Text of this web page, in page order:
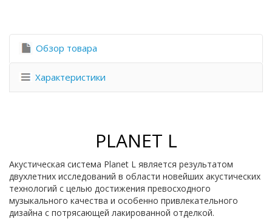
Обзор товара
Характеристики
PLANET L
Акустическая система Planet L является результатом
двухлетних исследований в области новейших акустических
технологий с целью достижения превосходного
музыкального качества и особенно привлекательного
дизайна с потрясающей лакированной отделкой.